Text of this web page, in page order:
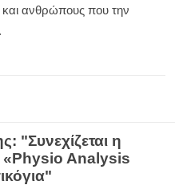
και ανθρώπους που την
"Συνεχίζεται η
«Physio Analysis